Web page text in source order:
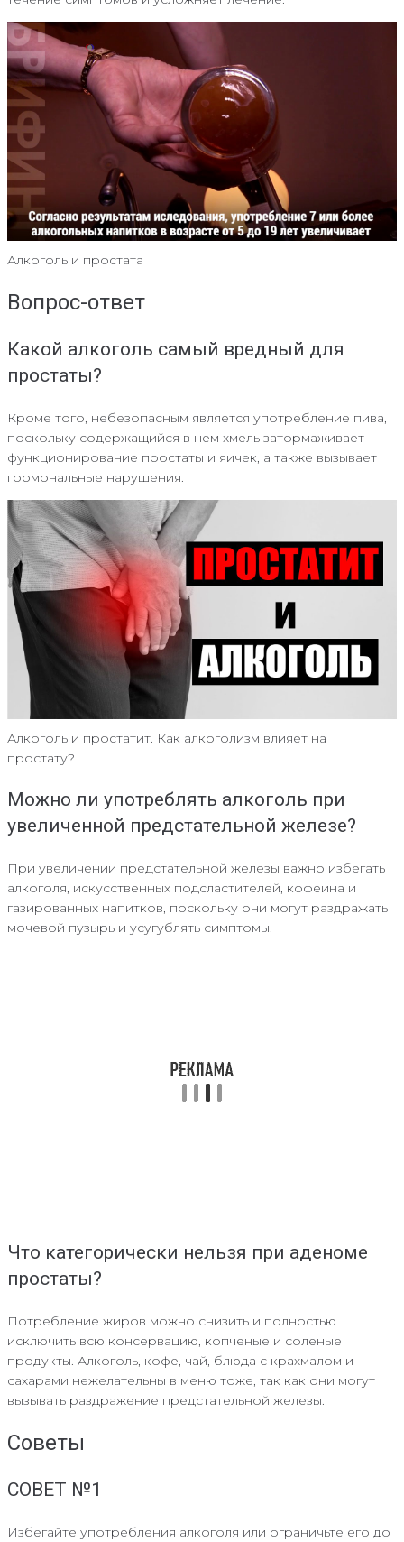
Алкоголь и простата
Вопрос-ответ
Какой алкоголь самый вредный для
простаты?
Кроме того, небезопасным является употребление пива,
поскольку содержащийся в нем хмель затормаживает
функционирование простаты и яичек, а также вызывает
гормональные нарушения.
Алкоголь и простатит. Как алкоголизм влияет на
простату?
Можно ли употреблять алкоголь при
увеличенной предстательной железе?
При увеличении предстательной железы важно избегать
алкоголя, искусственных подсластителей, кофеина и
газированных напитков, поскольку они могут раздражать
мочевой пузырь и усугублять симптомы.
Что категорически нельзя при аденоме
простаты?
Потребление жиров можно снизить и полностью
исключить всю консервацию, копченые и соленые
продукты. Алкоголь, кофе, чай, блюда с крахмалом и
сахарами нежелательны в меню тоже, так как они могут
вызывать раздражение предстательной железы.
Советы
СОВЕТ №1
Избегайте употребления алкоголя или ограничьте его до